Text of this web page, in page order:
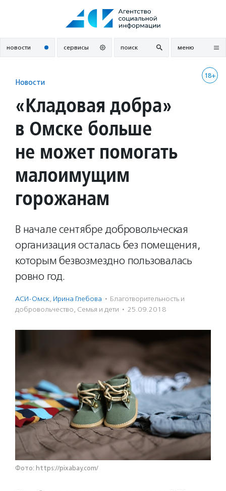
новости сервисы поиск меню
18+
Новости
«Кладовая добра»
в Омске больше
не может помогать
малоимущим
горожанам
В начале сентябре добровольческая
организация осталась без помещения,
которым безвозмездно пользовалась
ровно год.
АСИ-Омск, Ирина Глебова · Благотвори­тель­ность и
доброволь­чест­во, Семья и дети · 25.09.2018
Фото: https://pixabay.com/